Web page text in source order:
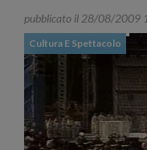
pubblicato il 28/08/2009
Cultura E Spettacolo